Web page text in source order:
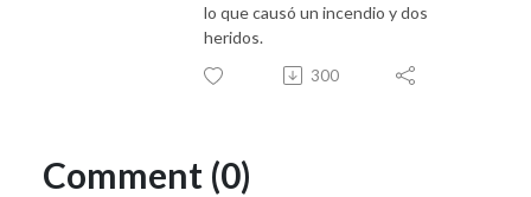
lo que causó un incendio y dos
heridos.
300
Comment (0)